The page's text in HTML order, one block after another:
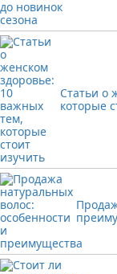
Статьи о
которые